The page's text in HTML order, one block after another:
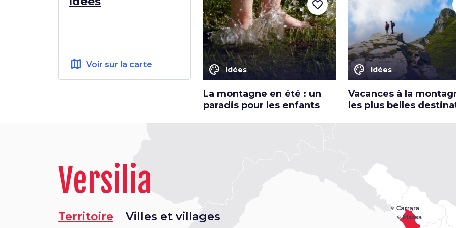
map Voir sur la carte color_lens Idées
La montagne en été : un
paradis pour les enfants
favorite_border
color_lens Idées
Vacances à la
les plus belles
Versilia
Territoire Villes et villages